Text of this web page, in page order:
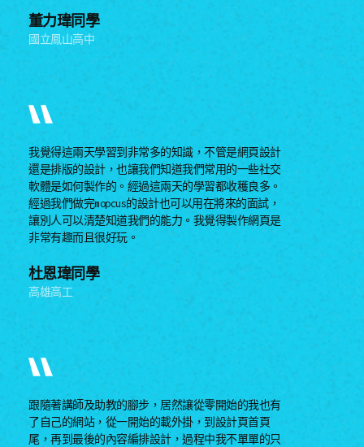
董力瑋同學
國立鳳山高中
杜恩瑋同學
高雄高工
我覺得這兩天學習到非常多的知識，不管是網頁設計
還是排版的設計，也讓我們知道我們常用的一些社交
軟體是如何製作的。經過這兩天的學習都收穫良多。
經過我們做完mopcus的設計也可以用在將來的面試，
讓別人可以清楚知道我們的能力。我覺得製作網頁是
非常有趣而且很好玩。
跟隨著講師及助教的腳步，居然讓從零開始的我也有
了自己的網站，從一開始的載外掛，到設計頁首頁
尾，再到最後的內容編排設計，過程中我不單單的只